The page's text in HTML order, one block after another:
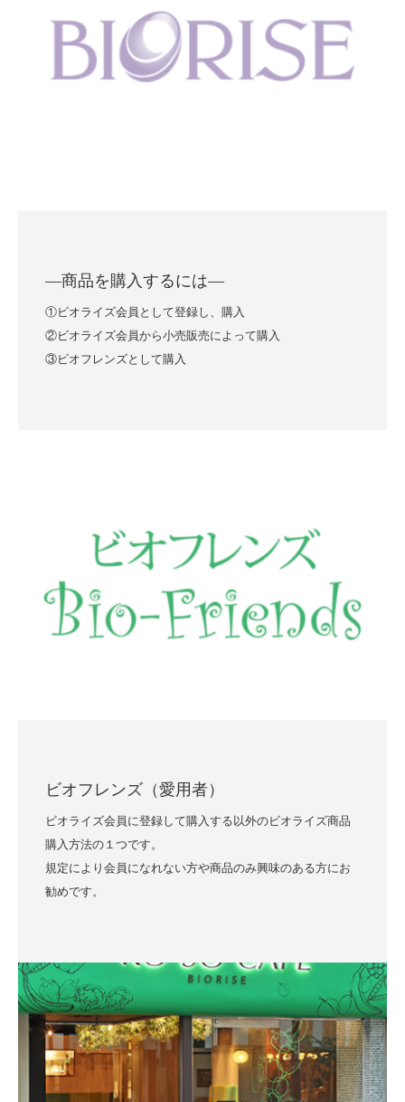
―商品を購入するには―
①ビオライズ会員として登録し、購入
②ビオライズ会員から小売販売によって購入
③ビオフレンズとして購入
ビオフレンズ（愛用者）
ビオライズ会員に登録して購入する以外のビオライズ商品
購入方法の１つです。
規定により会員になれない方や商品のみ興味のある方にお
勧めです。